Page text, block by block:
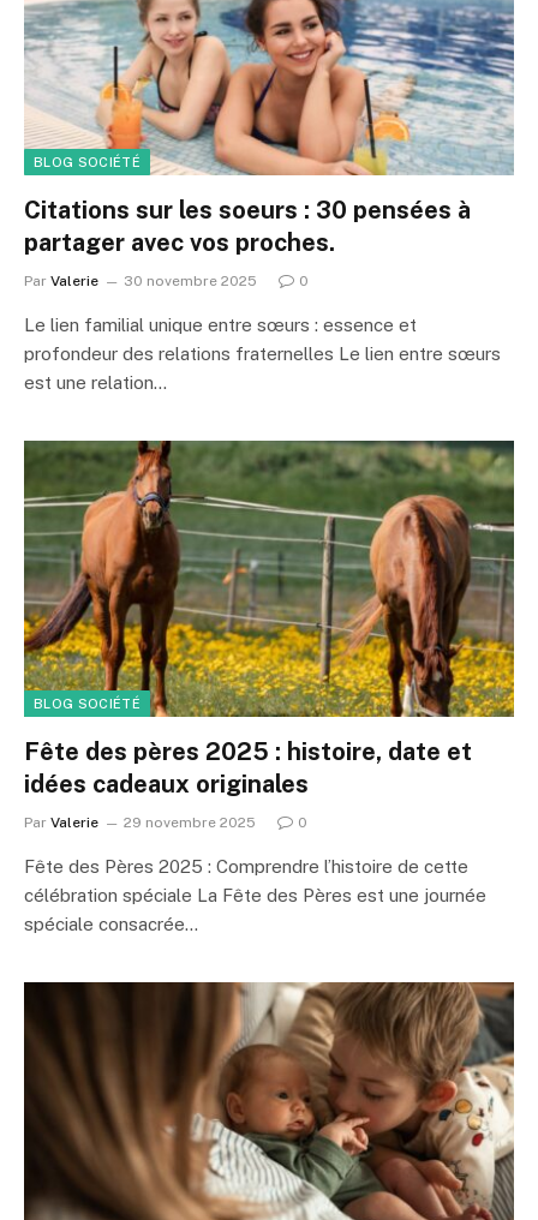
BLOG SOCIÉTÉ
Citations sur les soeurs : 30 pensées à
partager avec vos proches.
Par Valerie 30 novembre 2025 0
Le lien familial unique entre sœurs : essence et
profondeur des relations fraternelles Le lien entre sœurs
est une relation…
BLOG SOCIÉTÉ
Fête des pères 2025 : histoire, date et
idées cadeaux originales
Par Valerie 29 novembre 2025 0
Fête des Pères 2025 : Comprendre l’histoire de cette
célébration spéciale La Fête des Pères est une journée
spéciale consacrée…